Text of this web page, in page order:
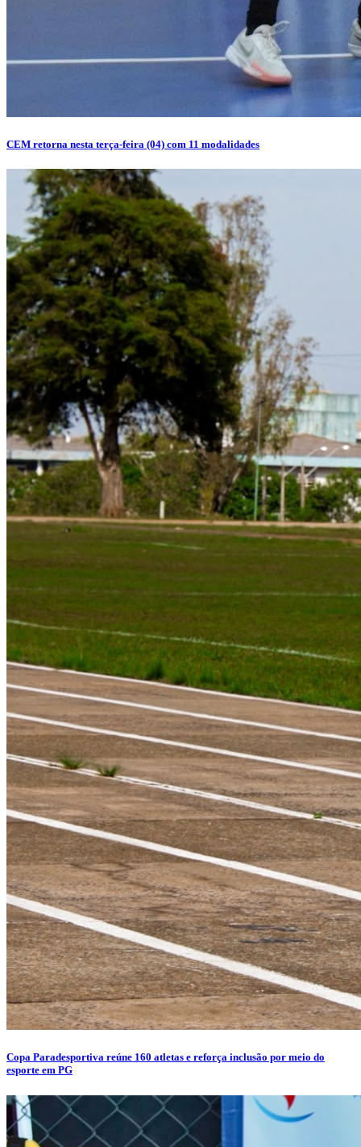
CEM retorna nesta terça-feira (04) com 11 modalidades
Copa Paradesportiva reúne 160 atletas e reforça inclusão por meio do
esporte em PG